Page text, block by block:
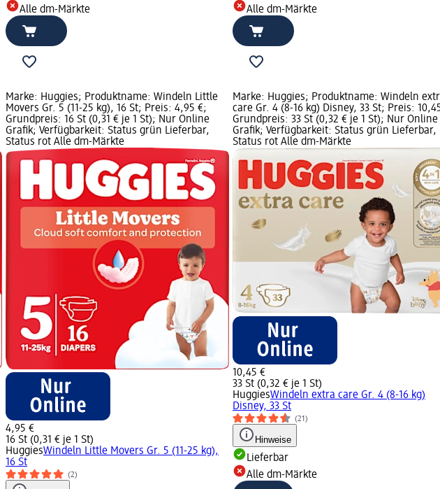
Alle dm-Märkte
Alle dm-Märkte
Marke: Huggies; Produktname: Windeln Little
Movers Gr. 5 (11-25 kg), 16 St; Preis: 4,95 €;
Grundpreis: 16 St (0,31 € je 1 St); Nur Online
Grafik; Verfügbarkeit: Status grün Lieferbar,
Status rot Alle dm-Märkte
4,95 €
16 St (0,31 € je 1 St)
HuggiesWindeln Little Movers Gr. 5 (11-25 kg),
16 St
(2)
Marke: Huggies; Produktname: Windeln
care Gr. 4 (8-16 kg) Disney, 33 St; Preis:
Grundpreis: 33 St (0,32 € je 1 St); Nur Online
Grafik; Verfügbarkeit: Status grün Lieferbar,
Status rot Alle dm-Märkte
10,45 €
33 St (0,32 € je 1 St)
HuggiesWindeln extra care Gr. 4 (8-16 kg)
Disney, 33 St
(21)
Hinweise
Lieferbar
Alle dm-Märkte